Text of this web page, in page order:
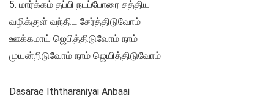
5. மார்க்கம் தப்பி நடப்போரை சத்திய
வழிக்குள் வந்திட சேர்த்திடுவோம்
ஊக்கமாய் ஜெபித்திடுவோம் நாம்
முயன்றிடுவோம் நாம் ஜெயித்திடுவோம்
Dasarae Iththaraniyai Anbaai